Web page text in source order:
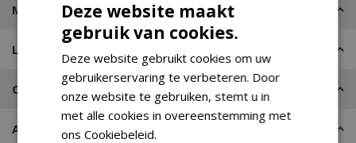
Merk
Leveren of Afhalen
Contact
Advies nodig?
Deze website maakt
gebruik van cookies.
Deze website gebruikt cookies om uw
gebruikerservaring te verbeteren. Door
onze website te gebruiken, stemt u in
met alle cookies in overeenstemming met
ons Cookiebeleid.